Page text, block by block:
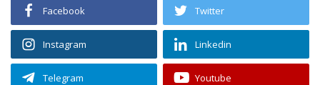
Facebook Twitter
Instagram Linkedin
Telegram Youtube